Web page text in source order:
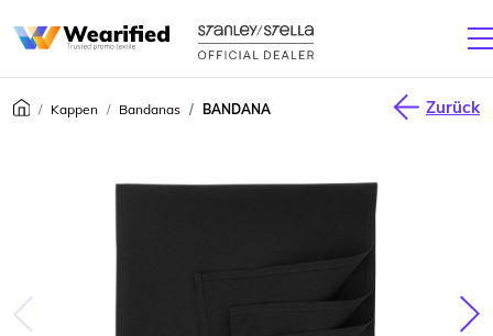
Kappen Bandanas BANDANA Zurück